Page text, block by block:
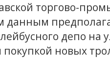
торгово-
депо на
покупкой новых